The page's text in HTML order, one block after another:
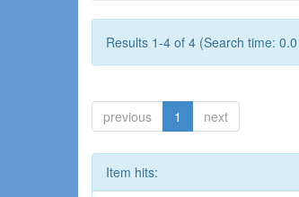
Results 1-4 of 4 (Search time:
previous 1 next
Item hits: